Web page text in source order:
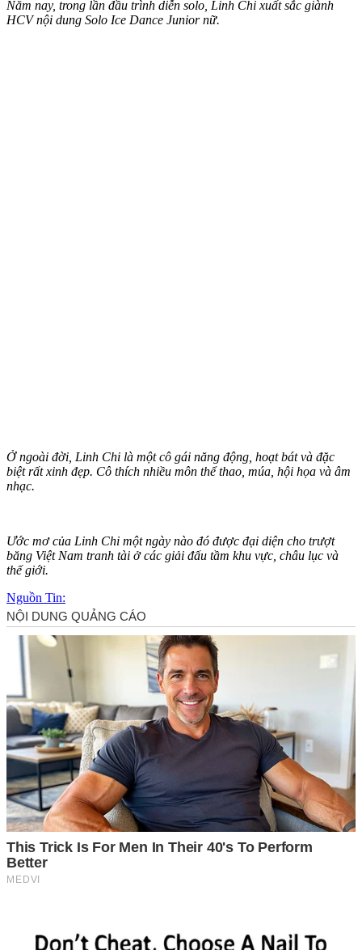
Năm nay, trong lần đầu trình diễn solo, Linh Chi xuất sắc giành
HCV nội dung Solo Ice Dance Junior nữ.
Ở ngoài đời, Linh Chi là một cô gái năng động, hoạt bát và đặc
biệt rất xinh đẹp. Cô thích nhiều môn thể thao, múa, hội họa và âm
nhạc.
Ước mơ của Linh Chi một ngày nào đó được đại diện cho trượt
băng Việt Nam tranh tài ở các giải đấu tầm khu vực, châu lục và
thế giới.
Nguồn Tin: